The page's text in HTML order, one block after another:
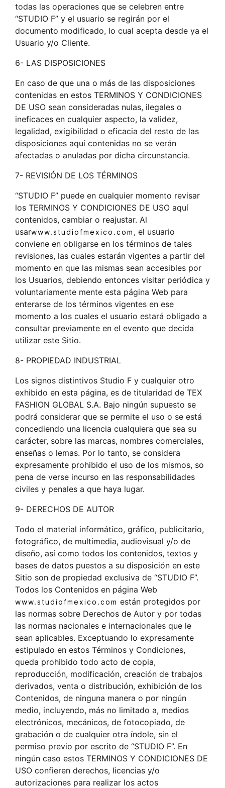
todas las operaciones que se celebren entre
“STUDIO F” y el usuario se regirán por el
documento modificado, lo cual acepta desde ya el
Usuario y/o Cliente.
6- LAS DISPOSICIONES
En caso de que una o más de las disposiciones
contenidas en estos TERMINOS Y CONDICIONES
DE USO sean consideradas nulas, ilegales o
ineficaces en cualquier aspecto, la validez,
legalidad, exigibilidad o eficacia del resto de las
disposiciones aquí contenidas no se verán
afectadas o anuladas por dicha circunstancia.
7- REVISIÓN DE LOS TÉRMINOS
“STUDIO F” puede en cualquier momento revisar
los TERMINOS Y CONDICIONES DE USO aquí
contenidos, cambiar o reajustar. Al
usarwww.studiofmexico.com , el usuario
conviene en obligarse en los términos de tales
revisiones, las cuales estarán vigentes a partir del
momento en que las mismas sean accesibles por
los Usuarios, debiendo entonces visitar periódica y
voluntariamente mente esta página Web para
enterarse de los términos vigentes en ese
momento a los cuales el usuario estará obligado a
consultar previamente en el evento que decida
utilizar este Sitio.
8- PROPIEDAD INDUSTRIAL
Los signos distintivos Studio F y cualquier otro
exhibido en esta página, es de titularidad de TEX
FASHION GLOBAL S.A. Bajo ningún supuesto se
podrá considerar que se permite el uso o se está
concediendo una licencia cualquiera que sea su
carácter, sobre las marcas, nombres comerciales,
enseñas o lemas. Por lo tanto, se considera
expresamente prohibido el uso de los mismos, so
pena de verse incurso en las responsabilidades
civiles y penales a que haya lugar.
9- DERECHOS DE AUTOR
Todo el material informático, gráfico, publicitario,
fotográfico, de multimedia, audiovisual y/o de
diseño, así como todos los contenidos, textos y
bases de datos puestos a su disposición en este
Sitio son de propiedad exclusiva de “STUDIO F”.
Todos los Contenidos en página Web
www.studiofmexico.com están protegidos por
las normas sobre Derechos de Autor y por todas
las normas nacionales e internacionales que le
sean aplicables. Exceptuando lo expresamente
estipulado en estos Términos y Condiciones,
queda prohibido todo acto de copia,
reproducción, modificación, creación de trabajos
derivados, venta o distribución, exhibición de los
Contenidos, de ninguna manera o por ningún
medio, incluyendo, más no limitado a, medios
electrónicos, mecánicos, de fotocopiado, de
grabación o de cualquier otra índole, sin el
permiso previo por escrito de “STUDIO F”. En
ningún caso estos TERMINOS Y CONDICIONES DE
USO confieren derechos, licencias y/o
autorizaciones para realizar los actos